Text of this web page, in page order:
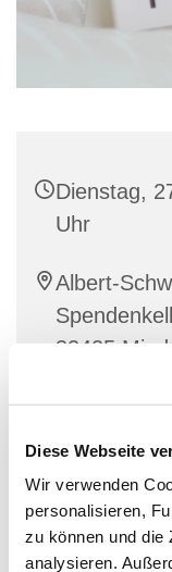
Diese Webseite
Wir verwenden
personalisieren,
zu können und die
analysieren.
Dienstag,
Uhr
Albert-
32425